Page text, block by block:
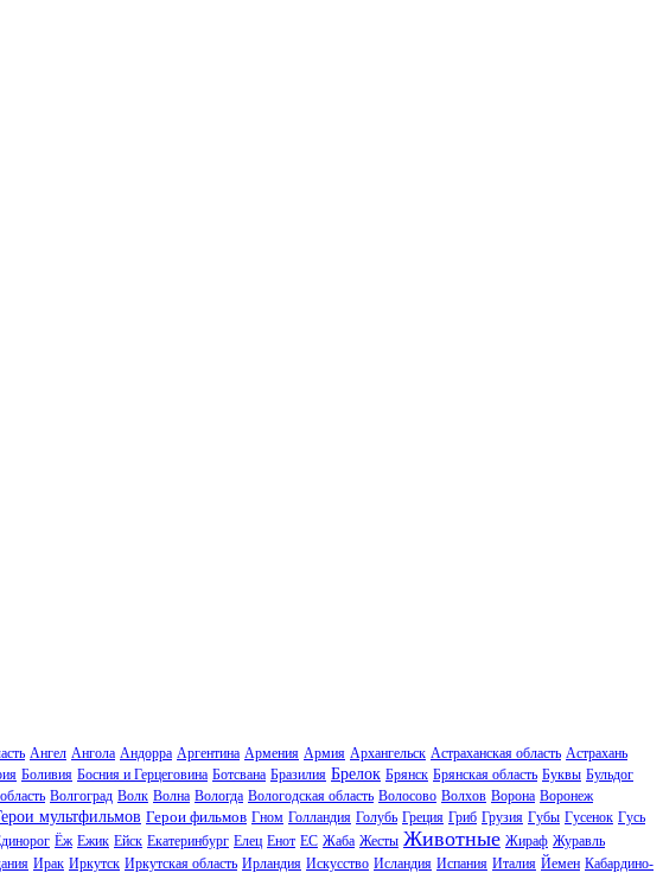
Ангел Ангола Андорра Аргентина Армения Армия Архангельск Астраханская область Астрахань
Боливия Босния и Герцеговина Ботсвана Бразилия Брелок Брянск Брянская область Буквы Бульдог
Волгоград Волк Волна Вологда Вологодская область Волосово Волхов Ворона Воронеж
мультфильмов Герои фильмов Гном Голландия Голубь Греция Гриб Грузия Губы Гусенок Гусь
Ёж Ежик Ейск Екатеринбург Елец Енот ЕС Жаба Жесты Животные Жираф Журавль
Ирак Иркутск Иркутская область Ирландия Искусство Исландия Испания Италия Йемен Кабардино-